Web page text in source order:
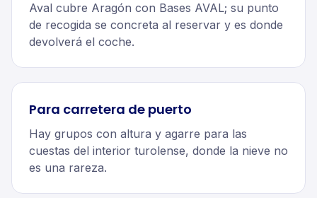
Aval cubre Aragón con Bases AVAL; su punto
de recogida se concreta al reservar y es donde
devolverá el coche.
Para carretera de puerto
Hay grupos con altura y agarre para las
cuestas del interior turolense, donde la nieve no
es una rareza.